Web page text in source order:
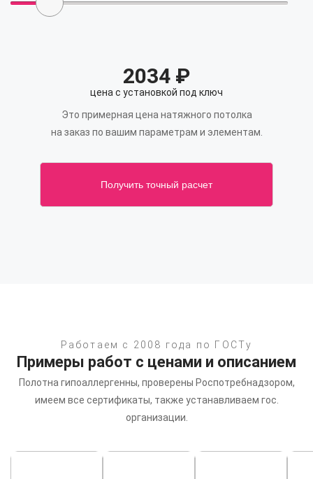
2034 ₽
цена с установкой под ключ
Это примерная цена натяжного потолка
на заказ по вашим параметрам и элементам.
Получить точный расчет
Работаем с 2008 года по ГОСТу
Примеры работ с ценами и описанием
Полотна гипоаллергенны, проверены Роспотребнадзором,
имеем все сертификаты, также устанавливаем гос.
организации.